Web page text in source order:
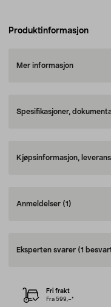
Produktinformasjon
Mer informasjon
Spesifikasjoner,
Kjøpsinformasjon,
Anmeldelser (1)
Eksperten svarer (1
Fri frakt
Fra 599,–*